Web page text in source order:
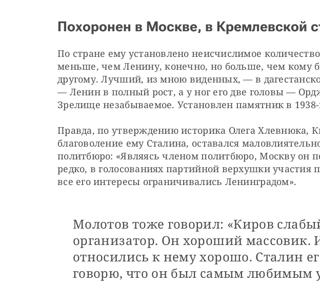
Похоронен в Москве, в Кремлевской
По стране ему установлено неисчислимое
меньше, чем Ленину, конечно, но больше, чем кому
другому. Лучший, из мною виденных, — в
— Ленин в полный рост, а у ног его две головы —
Зрелище незабываемое. Установлен памятник в
Правда, по утверждению историка Олега Хлевнюка,
благоволение ему Сталина, оставался
политбюро: «Являясь членом политбюро, Москву он
редко, в голосованиях партийной верхушки участия
все его интересы ограничивались Ленинградом».
Молотов тоже говорил: «Киров
организатор. Он хороший массовик.
относились к нему хорошо. Сталин
говорю, что он был самым любимым